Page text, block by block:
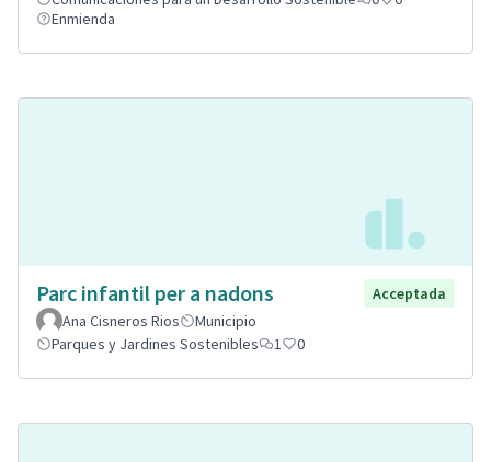
Enmienda
Parc infantil per a nadons
Acceptada
Ana Cisneros Rios
Municipio
Parques y Jardines Sostenibles
1 0